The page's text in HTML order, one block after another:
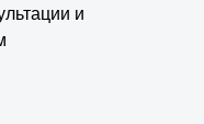
и